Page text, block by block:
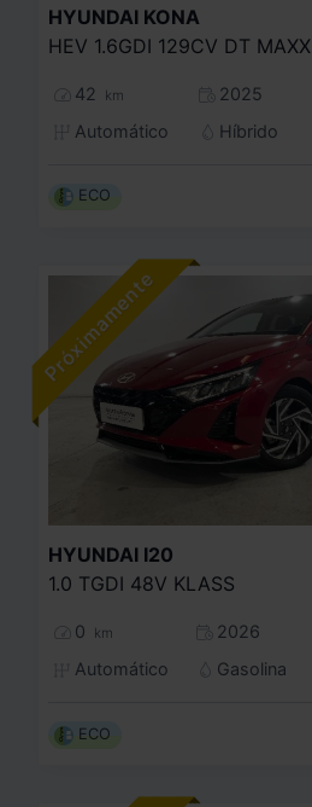
HYUNDAI KONA
HEV 1.6GDI 129CV DT MAXX
42 km
2025
Automático
Híbrido
ECO
HYUNDAI I20
1.0 TGDI 48V KLASS
0 km
2026
Automático
Gasolina
ECO